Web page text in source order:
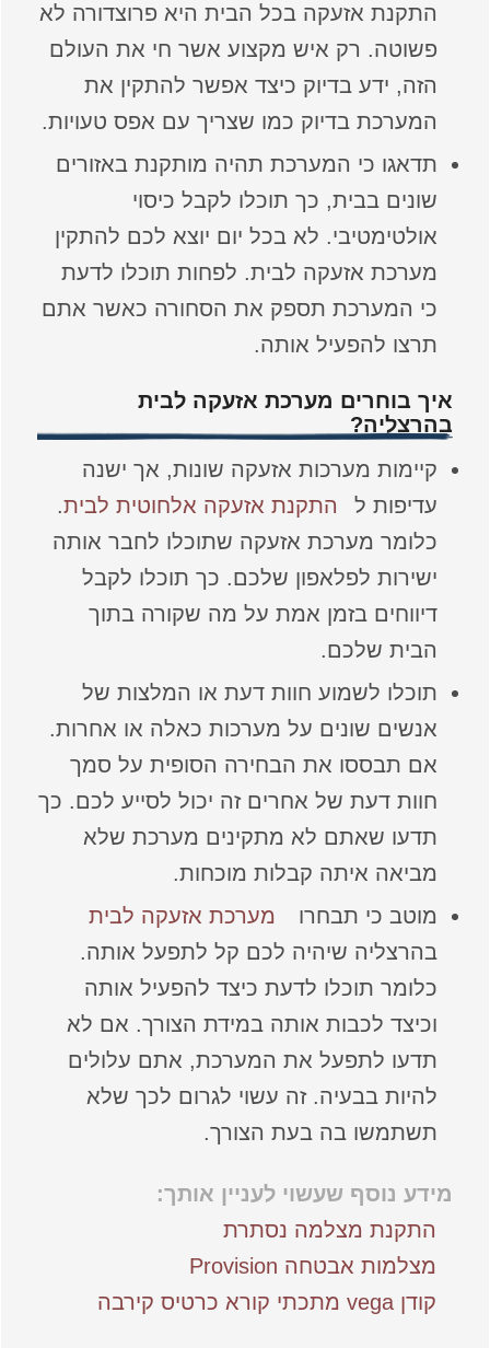
התקנת אזעקה בכל הבית היא פרוצדורה לא
פשוטה. רק איש מקצוע אשר חי את העולם
הזה, ידע בדיוק כיצד אפשר להתקין את
המערכת בדיוק כמו שצריך עם אפס טעויות.
תדאגו כי המערכת תהיה מותקנת באזורים
שונים בבית, כך תוכלו לקבל כיסוי
אולטימטיבי. לא בכל יום יוצא לכם להתקין
מערכת אזעקה לבית. לפחות תוכלו לדעת
כי המערכת תספק את הסחורה כאשר אתם
תרצו להפעיל אותה.
איך בוחרים מערכת אזעקה לבית
בהרצליה?
קיימות מערכות אזעקה שונות, אך ישנה
עדיפות ל
התקנת אזעקה אלחוטית לבית.
כלומר מערכת אזעקה שתוכלו לחבר אותה
ישירות לפלאפון שלכם. כך תוכלו לקבל
דיווחים בזמן אמת על מה שקורה בתוך
הבית שלכם.
תוכלו לשמוע חוות דעת או המלצות של
אנשים שונים על מערכות כאלה או אחרות.
אם תבססו את הבחירה הסופית על סמך
חוות דעת של אחרים זה יכול לסייע לכם. כך
תדעו שאתם לא מתקינים מערכת שלא
מביאה איתה קבלות מוכחות.
מוטב כי תבחרו
מערכת אזעקה לבית
בהרצליה שיהיה לכם קל לתפעל אותה.
כלומר תוכלו לדעת כיצד להפעיל אותה
וכיצד לכבות אותה במידת הצורך. אם לא
תדעו לתפעל את המערכת, אתם עלולים
להיות בבעיה. זה עשוי לגרום לכך שלא
תשתמשו בה בעת הצורך.
מידע נוסף שעשוי לעניין אותך:
התקנת מצלמה נסתרת
מצלמות אבטחה Provision
קודן vega מתכתי קורא כרטיס קירבה